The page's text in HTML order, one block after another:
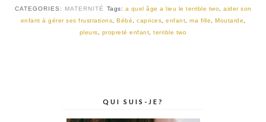
CATEGORIES: MATERNITÉ Tags: a quel âge a lieu le terrible two
aider son
enfant à gérer ses frustrations
Bébé caprices enfant ma fille Moutarde
pleurs
propreté enfant ,terrible two
QUI SUIS-JE?